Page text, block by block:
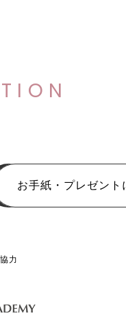
お手紙・プレゼント
力